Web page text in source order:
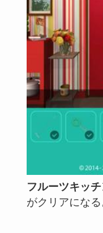
フルーツキッ
がクリアになる